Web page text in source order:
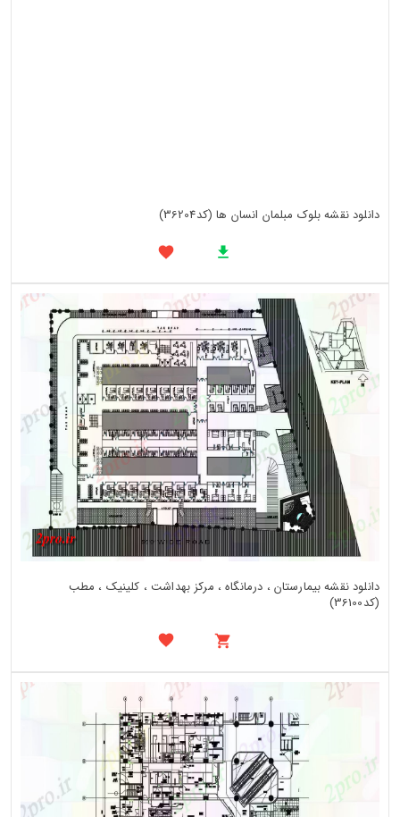
دانلود نقشه بلوک مبلمان انسان ها (کد36204)
دانلود نقشه بیمارستان ، درمانگاه ، مرکز بهداشت ، کلینیک ، مطب
(کد36100)